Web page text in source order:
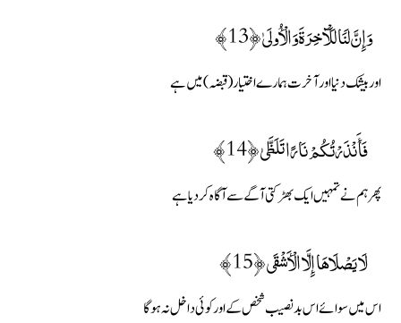
وَإِنَّ لَنَا لَلْآخِرَةَ وَالْأُولَىٰ ﴿13﴾
اور بیشک دنیا اور آخرت ہمارے اختیار (قبضہ) میں ہے
فَأَنْذَرْتُكُمْ نَارًا تَلَظَّىٰ ﴿14﴾
پھر ہم نے تمہیں ایک بھڑکتی آگے سے آگاہ کردیا ہے
لَا يَصْلَاهَا إِلَّا الْأَشْقَى ﴿15﴾
اس میں سوائے اس بدنصیب شخص کے اور کوئی داخل نہ ہوگا